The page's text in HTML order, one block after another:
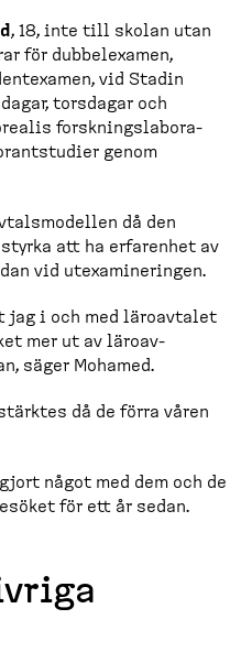
, 18, inte till skolan utan
för dubbelexamen,
vid Stadin
torsdagar och
forsknings­la­bo­ra­
genom
då den
att ha erfarenhet av
vid utexami­ne­ringen.
jag i och med läroavtalet
mer ut av läroav­
säger Mohamed.
då de förra våren
något med dem och de
för ett år sedan.